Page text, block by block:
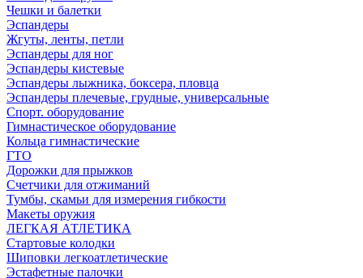
Чешки и балетки
Эспандеры
Жгуты, ленты, петли
Эспандеры для ног
Эспандеры кистевые
Эспандеры лыжника, боксера, пловца
Эспандеры плечевые, грудные, универсальные
Спорт. оборудование
Гимнастическое оборудование
Кольца гимнастические
ГТО
Дорожки для прыжков
Счетчики для отжиманий
Тумбы, скамьи для измерения гибкости
Макеты оружия
ЛЕГКАЯ АТЛЕТИКА
Стартовые колодки
Шиповки легкоатлетические
Эстафетные палочки